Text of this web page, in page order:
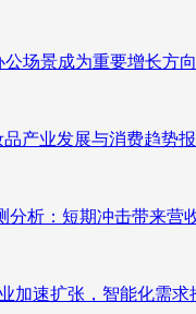
场景成为重要增长方向
品产业发展与消费趋势
分析：短期冲击带来
加速扩张，智能化需求